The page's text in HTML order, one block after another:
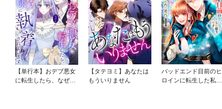
【単行本】おデブ悪女
に転生したら、なぜか
【タテヨミ】あなたは
もういりません
バッドエンド目前のヒ
ロインに転生した私、